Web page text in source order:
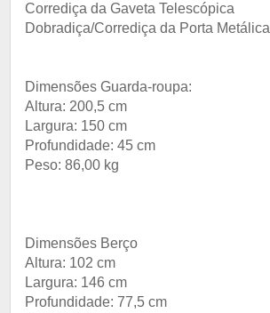
Corrediça da Gaveta Telescópica
Dobradiça/Corrediça da Porta Metálica
Dimensões Guarda-roupa:
Altura: 200,5 cm
Largura: 150 cm
Profundidade: 45 cm
Peso: 86,00 kg
Dimensões Berço
Altura: 102 cm
Largura: 146 cm
Profundidade: 77,5 cm